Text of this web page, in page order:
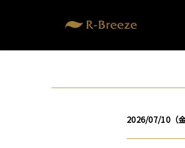
2026/07/10（金